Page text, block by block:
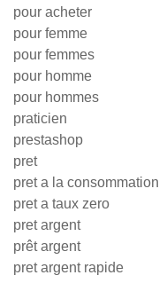
pour acheter
pour femme
pour femmes
pour homme
pour hommes
praticien
prestashop
pret
pret a la consommation
pret a taux zero
pret argent
prêt argent
pret argent rapide